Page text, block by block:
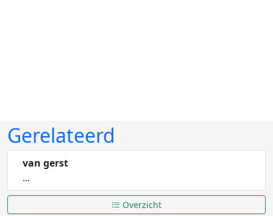
Gerelateerd
van gerst
...
Overzicht